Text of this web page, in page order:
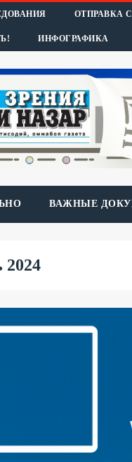
ОТПРАВКА
ИНФОГРАФИКА
ВАЖНЫЕ